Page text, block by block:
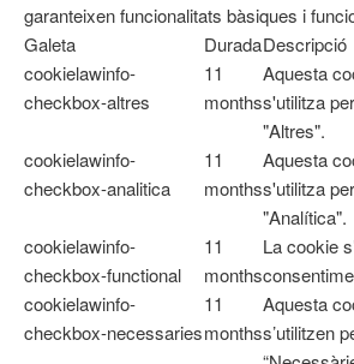
garanteixen funcionalitats bàsiques i
Galeta
DuradaDescripció
cookielawinfo-
checkbox-altres
11
months
Aquesta
s'utilitza
"Altres".
cookielawinfo-
checkbox-analitica
11
months
Aquesta
s'utilitza
"Analítica".
cookielawinfo-
checkbox-functional
11
months
La cookie
cookielawinfo-
checkbox-necessaries
11
months
Aquesta
s’utilitzen